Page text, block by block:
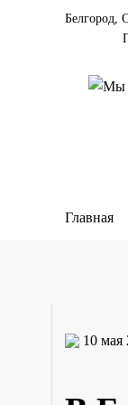
Белгород,
Главная
10 мая